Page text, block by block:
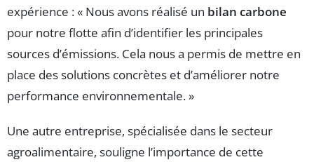
expérience : « Nous avons réalisé un bilan carbone
pour notre flotte afin d’identifier les principales
sources d’émissions. Cela nous a permis de mettre en
place des solutions concrètes et d’améliorer notre
performance environnementale. »
Une autre entreprise, spécialisée dans le secteur
agroalimentaire, souligne l’importance de cette